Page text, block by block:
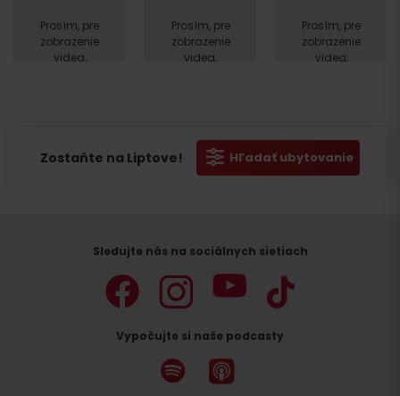
Prosím, pre
zobrazenie
videa,
Prosím, pre
zobrazenie
videa,
Prosím, pre
zobrazenie
videa,
Zostaňte na Liptove! Hľadať ubytovanie
Sledujte nás na sociálnych sietiach
Vypočujte si naše podcasty